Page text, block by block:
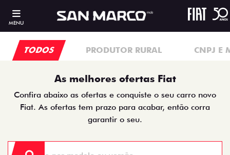
MENU
TODOS PRODUTOR RURAL CNPJ E
As melhores ofertas Fiat
Confira abaixo as ofertas e conquiste o seu carro novo
Fiat. As ofertas tem prazo para acabar, então corra
garantir o seu.